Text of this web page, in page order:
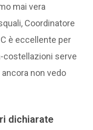
mai vera
Coordinatore
è eccellente per
costellazioni serve
non vedo
dichiarate